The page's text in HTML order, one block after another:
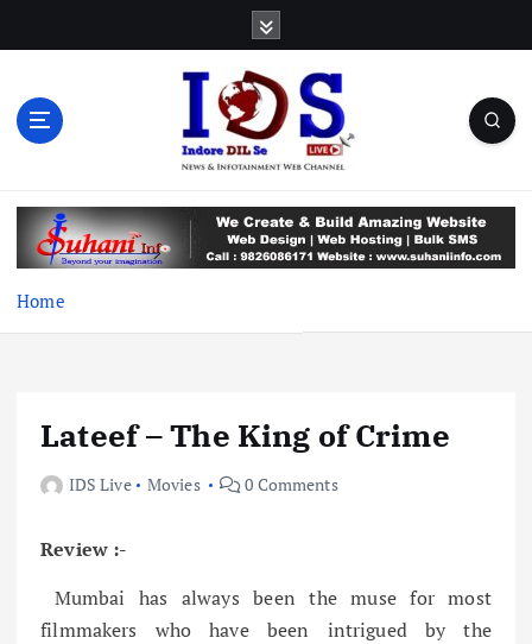
t
Home
Lateef – The King of Crime
IDS Live Movies 0 Comments
Review :-
Mumbai has always been the muse for most
filmmakers who have been intrigued by the